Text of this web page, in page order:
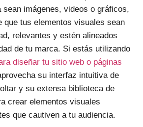
sean imágenes, videos o gráficos,
que tus elementos visuales sean
relevantes y estén alineados
de tu marca. Si estás utilizando
diseñar tu sitio web o páginas
su interfaz intuitiva de
y su extensa biblioteca de
crear elementos visuales
que cautiven a tu audiencia.